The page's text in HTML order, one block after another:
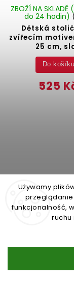
Używamy
funkcjonalność,
ruchu
Dětská
zvířecím
25 cm,
ZBOŽÍ NA
do 24 hodin)
525
Do košíku
zvířátko,
ZBOŽÍ NA
do 24 hodin)